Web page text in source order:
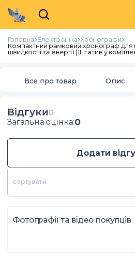
Головна Електроніка Хронографи
Компактний рамковий хронограф для
швидкості та енергії (Штатив у
Все про товар Опис
Відгуки0
Загальна оцінка:0
Додати
сортувати
Фотографії та відео покупців